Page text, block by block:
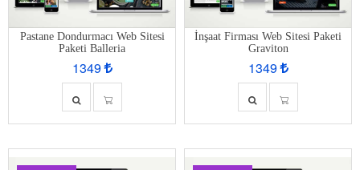
Pastane Dondurmacı Web Sitesi
Paketi Balleria
1349
İnşaat Firması Web Sitesi Paketi
Graviton
1349